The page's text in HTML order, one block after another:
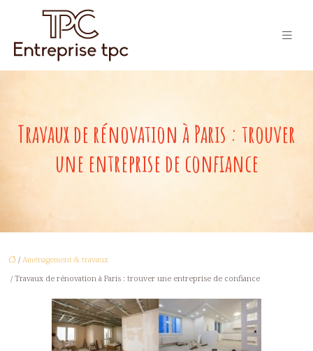
Travaux de rénovation à Paris : trouver
une entreprise de confiance
/ Aménagement & travaux
/ Travaux de rénovation à Paris : trouver une entreprise de confiance